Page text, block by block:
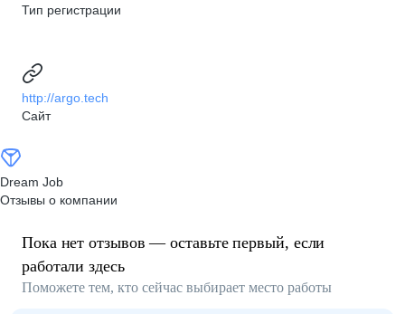
Тип регистрации
http://argo.tech
Сайт
Dream Job
Отзывы о компании
Пока нет отзывов — оставьте первый, если
работали здесь
Поможете тем, кто сейчас выбирает место работы